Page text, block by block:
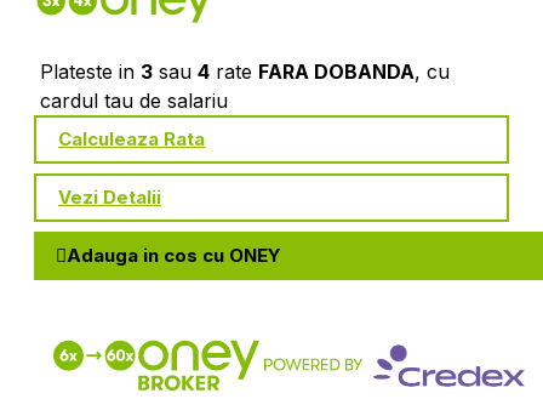
Plateste in 3 sau 4 rate FARA DOBANDA, cu
cardul tau de salariu
Calculeaza Rata
Vezi Detalii
Adauga in cos cu ONEY